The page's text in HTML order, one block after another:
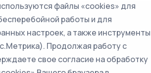
файлы «cookies» для
работы и для
настроек, а также инструменты
Продолжая работу с
свое согласие на обработку